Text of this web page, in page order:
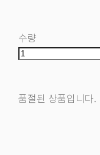
수량
품절된 상품입니다.